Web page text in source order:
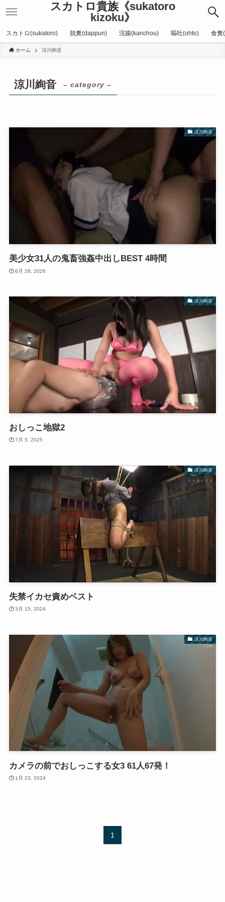
スカトロ貴族《sukatoro
kizoku》
スカトロ(sukatoro) 脱糞(dappun) 浣腸(kanchou) 嘔吐(ohto) 食糞
ホーム 涼川絢音
涼川絢音 – category –
涼川絢音
美少女31人の鬼畜強姦中出しBEST 4時間
6月 28, 2026
涼川絢音
おしっこ地獄2
7月 5, 2025
涼川絢音
失禁イカセ責めベスト
3月 15, 2024
涼川絢音
カメラの前でおしっこする女3 61人67発！
1月 23, 2024
1